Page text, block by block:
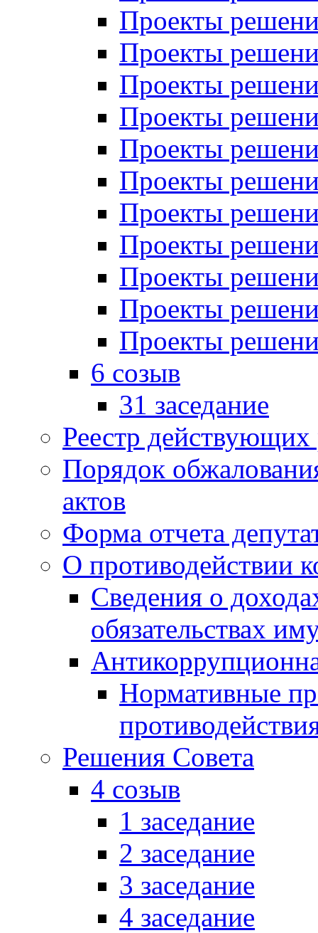
Проекты
Проекты
Проекты
Проекты
Проекты
Проекты
Проекты
Проекты
Проекты
Проекты
Проекты
6 созыв
31 заседание
Реестр
Порядок
актов
Форма отчета
О противодействии
Сведения о
обязательствах
Нормативные
Решения Совета
4 созыв
1 заседание
2 заседание
3 заседание
4 заседание